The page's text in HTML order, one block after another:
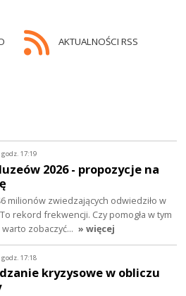
AKTUALNOŚCI RSS
godz. 17:19
2026 - propozycje na
milionów zwiedzających odwiedziło w
rekord frekwencji. Czy pomogła w tym
zobaczyć… » więcej
godz. 17:18
kryzysowe w obliczu